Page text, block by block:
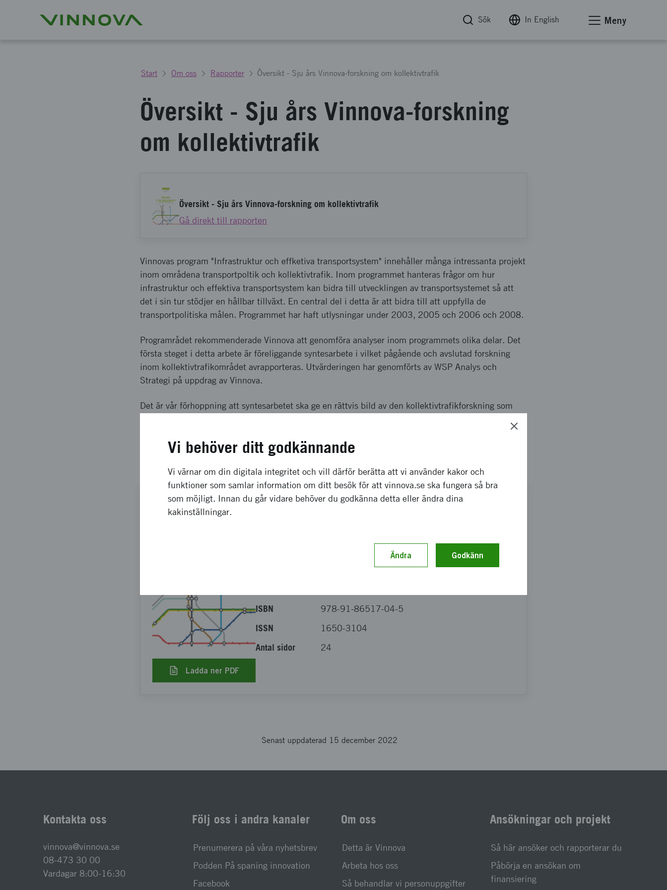
Sök In English Meny
Start Om oss Rapporter Översikt - Sju års Vinnova-forskning om kollektivtrafik
Översikt - Sju års Vinnova-forskning
om kollektivtrafik
Översikt - Sju års Vinnova-forskning om kollektivtrafik
Gå direkt till rapporten
Vinnovas program "Infrastruktur och effketiva transportsystem" innehåller många intressanta projekt
inom områdena transportpoltik och kollektivtrafik. Inom programmet hanteras frågor om hur
infrastruktur och effektiva transportsystem kan bidra till utvecklingen av transportsystemet så att
det i sin tur stödjer en hållbar tillväxt. En central del i detta är att bidra till att uppfylla de
transportpolitiska målen. Programmet har haft utlysningar under 2003, 2005 och 2006 och 2008.
Programrådet rekommenderade Vinnova att genomföra analyser inom programmets olika delar. Det
första steget i detta arbete är föreliggande syntesarbete i vilket pågående och avslutad forskning
inom kollektivtrafikområdet avrapporteras. Utvärderingen har genomförts av WSP Analys och
Strategi på uppdrag av Vinnova.
Det är vår förhoppning att syntesarbetet ska ge en rättvis bild av den kollektivtrafikforskning som
För fullversion av denna rapport se "Sju års Vinnova-forskning om kollektivtrafik
Ladda ner PDF
Anna Johansson, Nina Waara &
ISBN
978-91-86517-04-5
ISSN
1650-3104
Antal sidor
24
Senast uppdaterad 15 december 2022
Kontakta oss
vinnova@vinnova.se
08-473 30 00
Vardagar 8:00-16:30
Följ oss i andra kanaler
Prenumerera på våra nyhetsbrev
Podden På spaning innovation
Facebook
Om oss
Detta är Vinnova
Arbeta hos oss
Så behandlar vi personuppgifter
Ansökningar och projekt
Så här ansöker och rapporterar du
Påbörja en ansökan om
finansiering
Vi behöver ditt godkännande
Vi värnar om din digitala integritet och vill därför berätta att vi använder kakor och
funktioner som samlar information om ditt besök för att vinnova.se ska fungera så bra
som möjligt. Innan du går vidare behöver du godkänna detta eller ändra dina
kakinställningar.
Ändra Godkänn